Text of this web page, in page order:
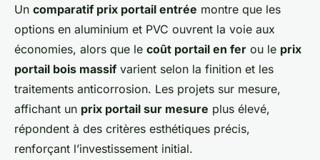
Un comparatif prix portail entrée montre que les
options en aluminium et PVC ouvrent la voie aux
économies, alors que le coût portail en fer ou le prix
portail bois massif varient selon la finition et les
traitements anticorrosion. Les projets sur mesure,
affichant un prix portail sur mesure plus élevé,
répondent à des critères esthétiques précis,
renforçant l’investissement initial.